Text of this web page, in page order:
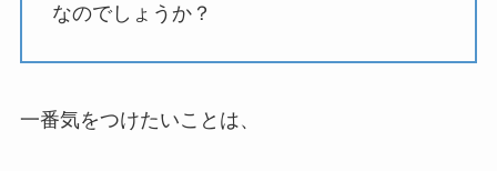
なのでしょうか？
一番気をつけたいことは、